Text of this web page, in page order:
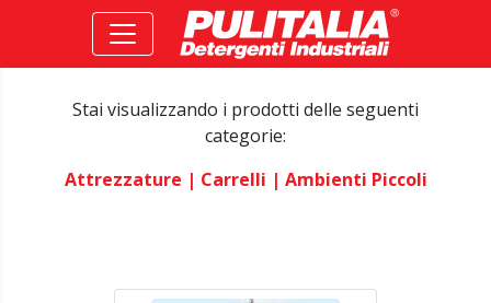
Stai visualizzando i prodotti delle seguenti
categorie:
Attrezzature | Carrelli | Ambienti Piccoli